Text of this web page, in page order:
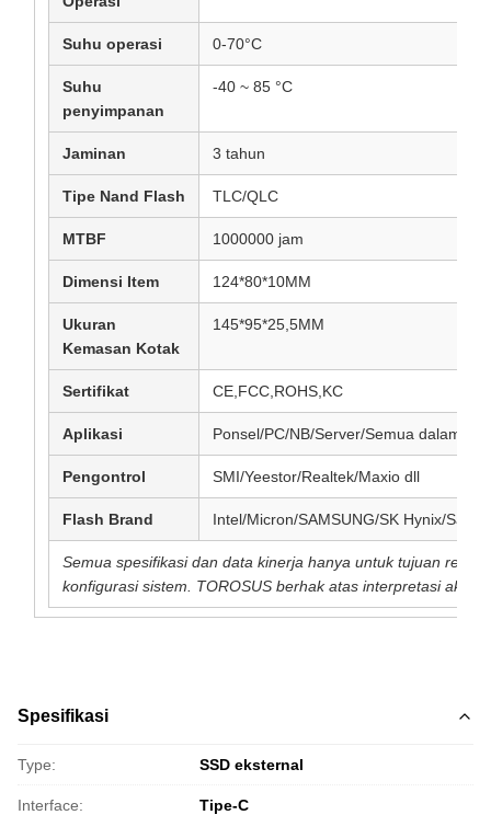
Suhu operasi 0-70°C
Suhu
penyimpanan
-40 ~ 85 °C
Jaminan 3 tahun
Tipe Nand Flash TLC/QLC
MTBF 1000000 jam
Dimensi Item 124*80*10MM
Ukuran
Kemasan Kotak
145*95*25,5MM
Sertifikat CE,FCC,ROHS,KC
Aplikasi Ponsel/PC/NB/Server/Semua dalam
Pengontrol SMI/Yeestor/Realtek/Maxio dll
Flash Brand Intel/Micron/SAMSUNG/SK Hynix/
Semua spesifikasi dan data kinerja hanya untuk tujuan
konfigurasi sistem. TOROSUS berhak atas interpretasi akhir.
Spesifikasi
Type: SSD eksternal
Interface: Tipe-C